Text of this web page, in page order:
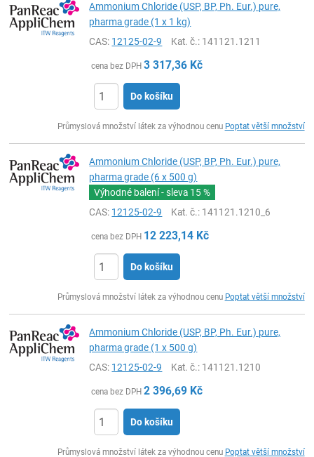
Ammonium Chloride (USP, BP, Ph. Eur.) pure,
pharma grade (1 x 1 kg)
CAS: 12125-02-9 Kat. č.: 141121.1211
cena bez DPH 3 317,36 Kč
Do košíku
Průmyslová množství látek za výhodnou cenu Poptat větší množství
Ammonium Chloride (USP, BP, Ph. Eur.) pure,
pharma grade (6 x 500 g)
Výhodné balení - sleva 15 %
CAS: 12125-02-9 Kat. č.: 141121.1210_6
cena bez DPH 12 223,14 Kč
Do košíku
Průmyslová množství látek za výhodnou cenu Poptat větší množství
Ammonium Chloride (USP, BP, Ph. Eur.) pure,
pharma grade (1 x 500 g)
CAS: 12125-02-9 Kat. č.: 141121.1210
cena bez DPH 2 396,69 Kč
Do košíku
Průmyslová množství látek za výhodnou cenu Poptat větší množství